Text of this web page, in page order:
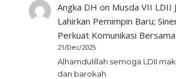
Angka DH on Musda VII LDII
Lahirkan Pemimpin Baru;
Perkuat Komunikasi
21/Dec/2025
Alhamdulillah semoga LDII
dan barokah